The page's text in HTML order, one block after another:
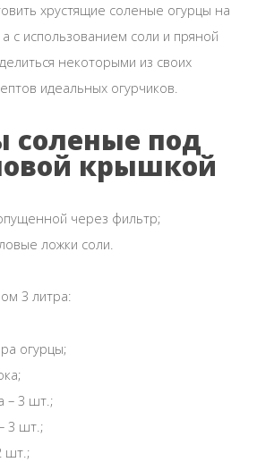
хрустящие соленые огурцы на
а с использованием соли и пряной
некоторыми из своих
идеальных огурчиков.
соленые под
крышкой
через фильтр;
ложки соли.
3 литра:
огурцы;
– 3 шт.;
3 шт.;
шт.;